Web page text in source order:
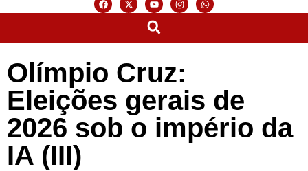
Olímpio Cruz:
Eleições gerais de
2026 sob o império da
IA (III)